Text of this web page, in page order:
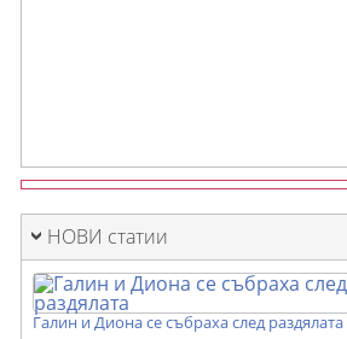
НОВИ статии
Галин и Диона се събраха след раздялата